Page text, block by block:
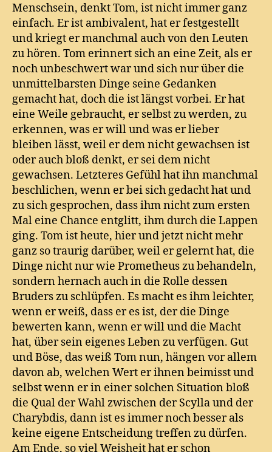
Menschsein, denkt Tom, ist nicht immer ganz
einfach. Er ist ambivalent, hat er festgestellt
und kriegt er manchmal auch von den Leuten
zu hören. Tom erinnert sich an eine Zeit, als er
noch unbeschwert war und sich nur über die
unmittelbarsten Dinge seine Gedanken
gemacht hat, doch die ist längst vorbei. Er hat
eine Weile gebraucht, er selbst zu werden, zu
erkennen, was er will und was er lieber
bleiben lässt, weil er dem nicht gewachsen ist
oder auch bloß denkt, er sei dem nicht
gewachsen. Letzteres Gefühl hat ihn manchmal
beschlichen, wenn er bei sich gedacht hat und
zu sich gesprochen, dass ihm nicht zum ersten
Mal eine Chance entglitt, ihm durch die Lappen
ging. Tom ist heute, hier und jetzt nicht mehr
ganz so traurig darüber, weil er gelernt hat, die
Dinge nicht nur wie Prometheus zu behandeln,
sondern hernach auch in die Rolle dessen
Bruders zu schlüpfen. Es macht es ihm leichter,
wenn er weiß, dass er es ist, der die Dinge
bewerten kann, wenn er will und die Macht
hat, über sein eigenes Leben zu verfügen. Gut
und Böse, das weiß Tom nun, hängen vor allem
davon ab, welchen Wert er ihnen beimisst und
selbst wenn er in einer solchen Situation bloß
die Qual der Wahl zwischen der Scylla und der
Charybdis, dann ist es immer noch besser als
keine eigene Entscheidung treffen zu dürfen.
Am Ende, so viel Weisheit hat er schon